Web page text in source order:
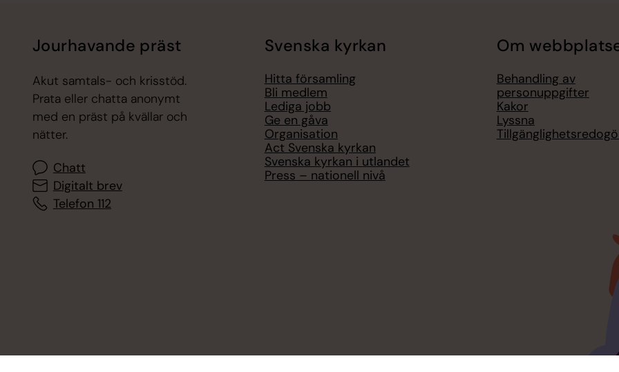
Jourhavande präst
Akut samtals- och krisstöd.
Prata eller chatta anonymt
med en präst på kvällar och
nätter.
Chatt
Digitalt brev
Telefon 112
Svenska kyrkan
Hitta församling
Bli medlem
Lediga jobb
Ge en gåva
Organisation
Act Svenska kyrkan
Svenska kyrkan i utlandet
Press – nationell nivå
Om
Behandling av
personuppgifter
Kakor
Lyssna